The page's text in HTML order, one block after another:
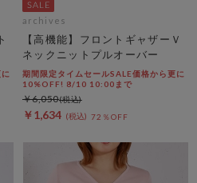
archives
【高機能】フロントギャザーＶ
ネックニットプルオーバー
期間限定タイムセールSALE価格から更に
10%OFF! 8/10 10:00まで
￥1,634 72％OFF
￥6,050